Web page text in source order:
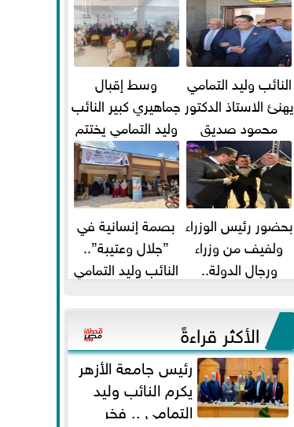
النائب وليد التمامي
يهنئ الاستاذ الدكتور
محمود صديق
تكليفة قائم باعمال
...
وسط إقبال
جماهيري كبير النائب
وليد التمامي يختتم
أضخم قافلة طبية
مجانية...
بحضور رئيس الوزراء
ولفيف من وزراء
ورجال الدولة..
ومحمد...
بصمة إنسانية في
”جلال وعتيبة”..
النائب وليد التمامي
شيحة يداويان...
الأكثر قراءةً
رئيس جامعة الأزهر
يكرم النائب وليد
التمامي .. فخر